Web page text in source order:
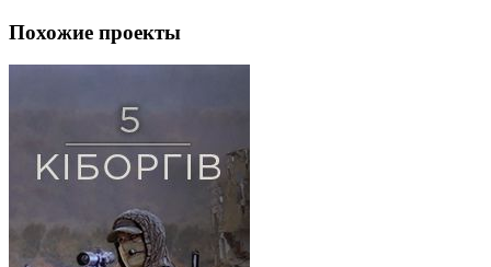
Похожие проекты